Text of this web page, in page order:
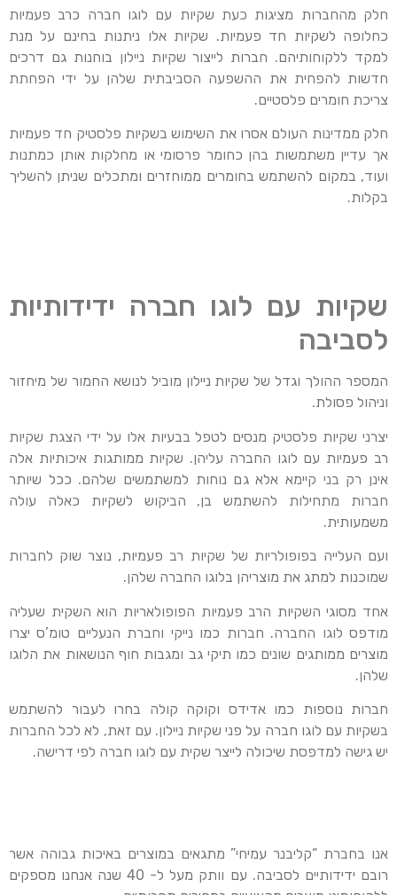
חלק מהחברות מציגות כעת שקיות עם לוגו חברה כרב פעמיות
כחלופה לשקיות חד פעמיות. שקיות אלו ניתנות בחינם על מנת
למקד ללקוחותיהם. חברות לייצור שקיות ניילון בוחנות גם דרכים
חדשות להפחית את ההשפעה הסביבתית שלהן על ידי הפחתת
צריכת חומרים פלסטיים.
חלק ממדינות העולם אסרו את השימוש בשקיות פלסטיק חד פעמיות
אך עדיין משתמשות בהן כחומר פרסומי או מחלקות אותן כמתנות
ועוד, במקום להשתמש בחומרים ממוחזרים ומתכלים שניתן להשליך
בקלות.
שקיות עם לוגו חברה ידידותיות
לסביבה
המספר ההולך וגדל של שקיות ניילון מוביל לנושא החמור של מיחזור
וניהול פסולת.
יצרני שקיות פלסטיק מנסים לטפל בבעיות אלו על ידי הצגת שקיות
רב פעמיות עם לוגו החברה עליהן. שקיות ממותגות איכותיות אלה
אינן רק בני קיימא אלא גם נוחות למשתמשים שלהם. ככל שיותר
חברות מתחילות להשתמש בן, הביקוש לשקיות כאלה עולה
משמעותית.
ועם העלייה בפופולריות של שקיות רב פעמיות, נוצר שוק לחברות
שמוכנות למתג את מוצריהן בלוגו החברה שלהן.
אחד מסוגי השקיות הרב פעמיות הפופולאריות הוא השקית שעליה
מודפס לוגו החברה. חברות כמו נייקי וחברת הנעליים טומ’ס יצרו
מוצרים ממותגים שונים כמו תיקי גב ומגבות חוף הנושאות את הלוגו
שלהן.
חברות נוספות כמו אדידס וקוקה קולה בחרו לעבור להשתמש
בשקיות עם לוגו חברה על פני שקיות ניילון. עם זאת, לא לכל החברות
יש גישה למדפסת שיכולה לייצר שקית עם לוגו חברה לפי דרישה.
אנו בחברת “קליבנר עמיחי” מתגאים במוצרים באיכות גבוהה אשר
רובם ידידותיים לסביבה. עם וותק מעל ל- 40 שנה אנחנו מספקים